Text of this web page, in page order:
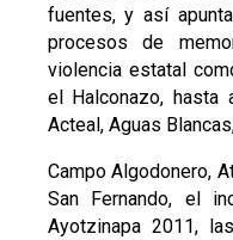
fuentes, y así
procesos de
violencia estatal
el Halconazo, hasta
Acteal, Aguas
Campo Algodonero,
San Fernando, el
Ayotzinapa 2011,